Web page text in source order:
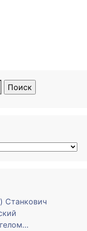
Станкович